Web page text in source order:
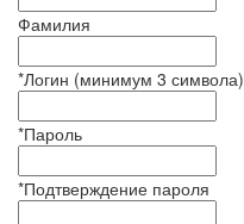
Фамилия
*Логин (минимум 3 символа)
*Пароль
*Подтверждение пароля